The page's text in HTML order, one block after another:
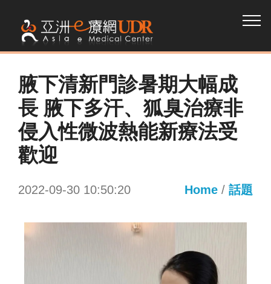
腋下清新門診暑期大幅成
長 腋下多汗、狐臭治療非
侵入性微波熱能新療法受
歡迎
2022-09-30 10:50:20 Home / 話題